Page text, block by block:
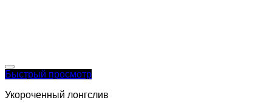
Быстрый просмотр
Укороченный лонгслив